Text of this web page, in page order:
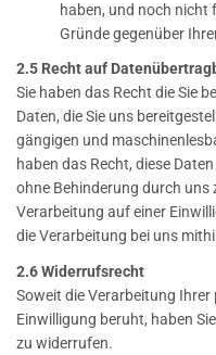
haben, und noch nicht
Gründe gegenüber
2.5 Recht auf
Sie haben das Recht die Sie
Daten, die Sie uns
gängigen und
haben das Recht, diese
ohne Behinderung durch uns
Verarbeitung auf einer
die Verarbeitung bei uns
2.6 Widerrufsrecht
Soweit die Verarbeitung
Einwilligung beruht, haben
zu widerrufen.